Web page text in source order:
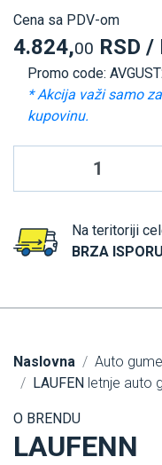
Cena sa PDV-om
4.824,00 RSD /
Promo code:
* Akcija važi samo
kupovinu.
Na teritoriji
BRZA
Naslovna Auto gume
LAUFEN letnje auto
O BRENDU
LAUFENN